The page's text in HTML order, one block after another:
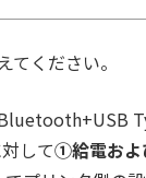
ください。
して①給電およ